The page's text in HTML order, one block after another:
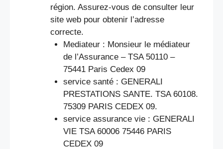
région. Assurez-vous de consulter leur
site web pour obtenir l’adresse
correcte.
Mediateur : Monsieur le médiateur
de l’Assurance – TSA 50110 –
75441 Paris Cedex 09
service santé : GENERALI
PRESTATIONS SANTE. TSA 60108.
75309 PARIS CEDEX 09.
service assurance vie : GENERALI
VIE TSA 60006 75446 PARIS
CEDEX 09